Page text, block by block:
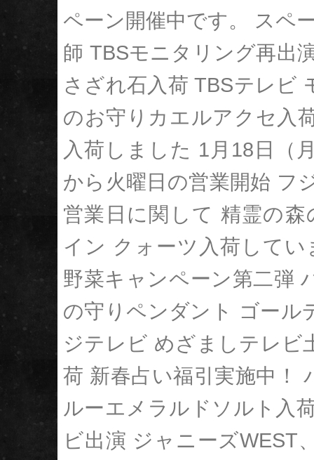
ペーン開催中です。
スペ
師 TBSモニタリング再出
さざれ石入荷 TBSテレビ
のお守りカエルアクセ入
入荷しました 1月18日（
から火曜日の営業開始 フ
営業日に関して 精霊の森
イン クォーツ入荷してい
野菜キャンペーン第二弾
の守りペンダント
ゴール
ジテレビ めざましテレビ
荷 新春占い福引実施中！
ルーエメラルドソルト入
ビ出演 ジャニーズWEST